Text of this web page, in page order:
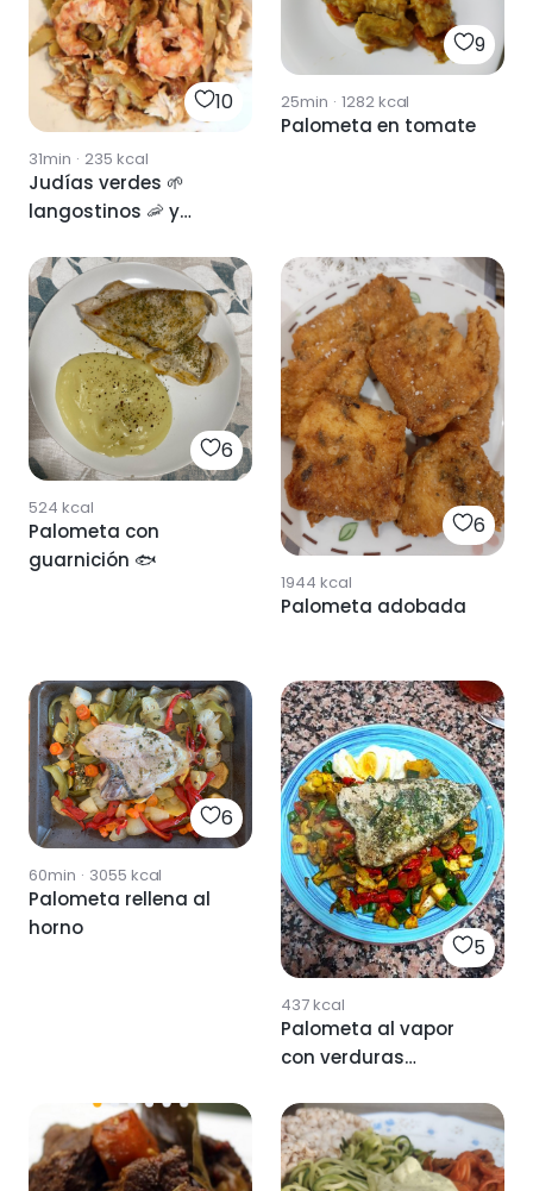
10
31min · 235 kcal
Judías verdes 🌱
langostinos 🦐 y
salsa rica!!!!! 🥜
9
25min · 1282kcal
Palometa en tomate
6
524 kcal
Palometa con
guarnición 🐟
6
1944 kcal
Palometa adobada
6
60min · 3055 kcal
Palometa rellena al
horno
5
437kcal
Palometa al vapor
con verduras